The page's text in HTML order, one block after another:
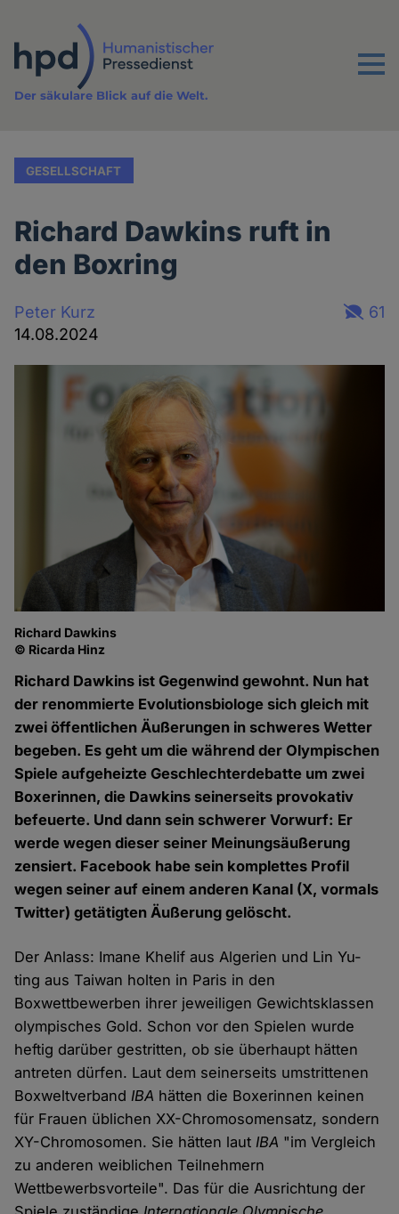
Inhalt
Menu
Der säkulare Blick auf die Welt.
GESELLSCHAFT
Richard Dawkins ruft in
den Boxring
Peter Kurz
14.08.2024
61
Richard Dawkins
© Ricarda Hinz
Richard Dawkins ist Gegenwind gewohnt. Nun hat
der renommierte Evolutionsbiologe sich gleich mit
zwei öffentlichen Äußerungen in schweres Wetter
begeben. Es geht um die während der Olympischen
Spiele aufgeheizte Geschlechterdebatte um zwei
Boxerinnen, die Dawkins seinerseits provokativ
befeuerte. Und dann sein schwerer Vorwurf: Er
werde wegen dieser seiner Meinungsäußerung
zensiert. Facebook habe sein komplettes Profil
wegen seiner auf einem anderen Kanal (X, vormals
Twitter) getätigten Äußerung gelöscht.
Der Anlass: Imane Khelif aus Algerien und Lin Yu-
ting aus Taiwan holten in Paris in den
Boxwettbewerben ihrer jeweiligen Gewichtsklassen
olympisches Gold. Schon vor den Spielen wurde
heftig darüber gestritten, ob sie überhaupt hätten
antreten dürfen. Laut dem seinerseits umstrittenen
BoxweltverbandIBA hätten die Boxerinnen keinen
für Frauen üblichen XX-Chromosomensatz, sondern
XY-Chromosomen. Sie hätten lautIBA "im Vergleich
zu anderen weiblichen Teilnehmern
Wettbewerbsvorteile". Das für die Ausrichtung der